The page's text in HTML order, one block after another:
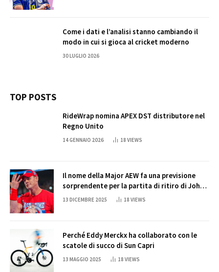
Come i dati e l’analisi stanno cambiando il
modo in cui si gioca al cricket moderno
30 LUGLIO 2026
TOP POSTS
RideWrap nomina APEX DST distributore nel
Regno Unito
14 GENNAIO 2026 18 VIEWS
Il nome della Major AEW fa una previsione
sorprendente per la partita di ritiro di John
Cena
13 DICEMBRE 2025 18 VIEWS
Perché Eddy Merckx ha collaborato con le
scatole di succo di Sun Capri
13 MAGGIO 2025 18 VIEWS